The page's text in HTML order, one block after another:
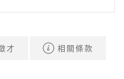
才 相關條款